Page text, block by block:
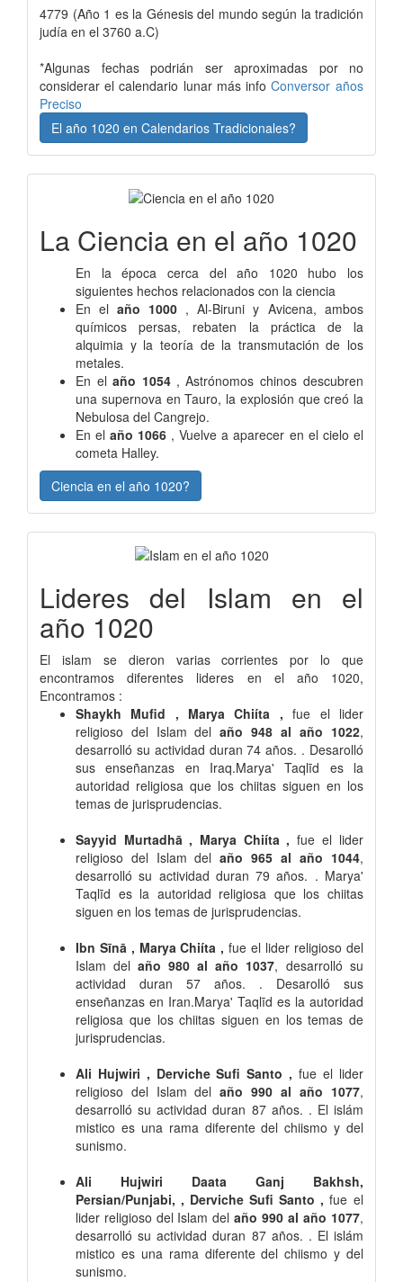
4779 (Año 1 es la Génesis del mundo según la tradición
judía en el 3760 a.C)
*Algunas fechas podrián ser aproximadas por no
considerar el calendario lunar más info Conversor años
Preciso
El año 1020 en Calendarios Tradicionales?
La Ciencia en el año 1020
En la época cerca del año 1020 hubo los
siguientes hechos relacionados con la ciencia
En el año 1000 , Al-Biruni y Avicena, ambos
químicos persas, rebaten la práctica de la
alquimia y la teoría de la transmutación de los
metales.
En el año 1054 , Astrónomos chinos descubren
una supernova en Tauro, la explosión que creó la
Nebulosa del Cangrejo.
En el año 1066 , Vuelve a aparecer en el cielo el
cometa Halley.
Ciencia en el año 1020?
Lideres del Islam en el
año 1020
El islam se dieron varias corrientes por lo que
encontramos diferentes lideres en el año 1020,
Encontramos :
Shaykh Mufid , Marya Chiíta , fue el lider
religioso del Islam del año 948 al año 1022,
desarrolló su actividad duran 74 años. . Desarolló
sus enseñanzas en Iraq.Marya' Taqlīd es la
autoridad religiosa que los chiitas siguen en los
temas de jurisprudencias.
Sayyid Murtadhā , Marya Chiíta , fue el lider
religioso del Islam del año 965 al año 1044,
desarrolló su actividad duran 79 años. . Marya'
Taqlīd es la autoridad religiosa que los chiitas
siguen en los temas de jurisprudencias.
Ibn Sīnā , Marya Chiíta , fue el lider religioso del
Islam del año 980 al año 1037, desarrolló su
actividad duran 57 años. . Desarolló sus
enseñanzas en Iran.Marya' Taqlīd es la autoridad
religiosa que los chiitas siguen en los temas de
jurisprudencias.
Ali Hujwiri , Derviche Sufi Santo , fue el lider
religioso del Islam del año 990 al año 1077,
desarrolló su actividad duran 87 años. . El islám
mistico es una rama diferente del chiismo y del
sunismo.
Ali Hujwiri Daata Ganj Bakhsh,
Persian/Punjabi, , Derviche Sufi Santo , fue el
lider religioso del Islam del año 990 al año 1077,
desarrolló su actividad duran 87 años. . El islám
mistico es una rama diferente del chiismo y del
sunismo.